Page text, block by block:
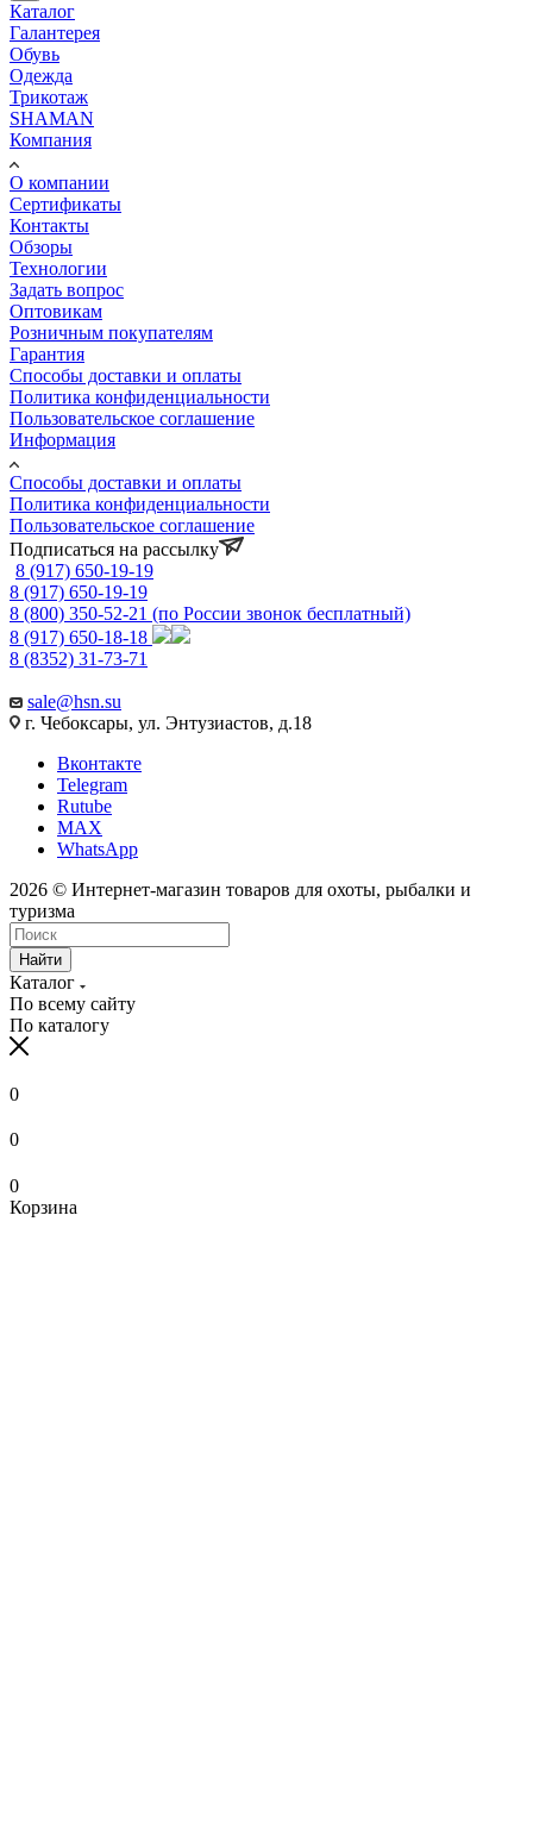
Каталог
Галантерея
Обувь
Одежда
Трикотаж
SHAMAN
Компания
О компании
Сертификаты
Контакты
Обзоры
Технологии
Задать вопрос
Оптовикам
Розничным покупателям
Гарантия
Способы доставки и оплаты
Политика конфиденциальности
Пользовательское соглашение
Информация
Способы доставки и оплаты
Политика конфиденциальности
Пользовательское соглашение
Подписаться на рассылку
8 (917) 650-19-19
8 (917) 650-19-19
8 (800) 350-52-21 (по России звонок бесплатный)
8 (917) 650-18-18
8 (8352) 31-73-71
sale@hsn.su
г. Чебоксары, ул. Энтузиастов, д.18
Вконтакте
Telegram
Rutube
MAX
WhatsApp
2026 © Интернет-магазин товаров для охоты, рыбалки и
туризма
Найти
Каталог
По всему сайту
По каталогу
0
0
0
Корзина